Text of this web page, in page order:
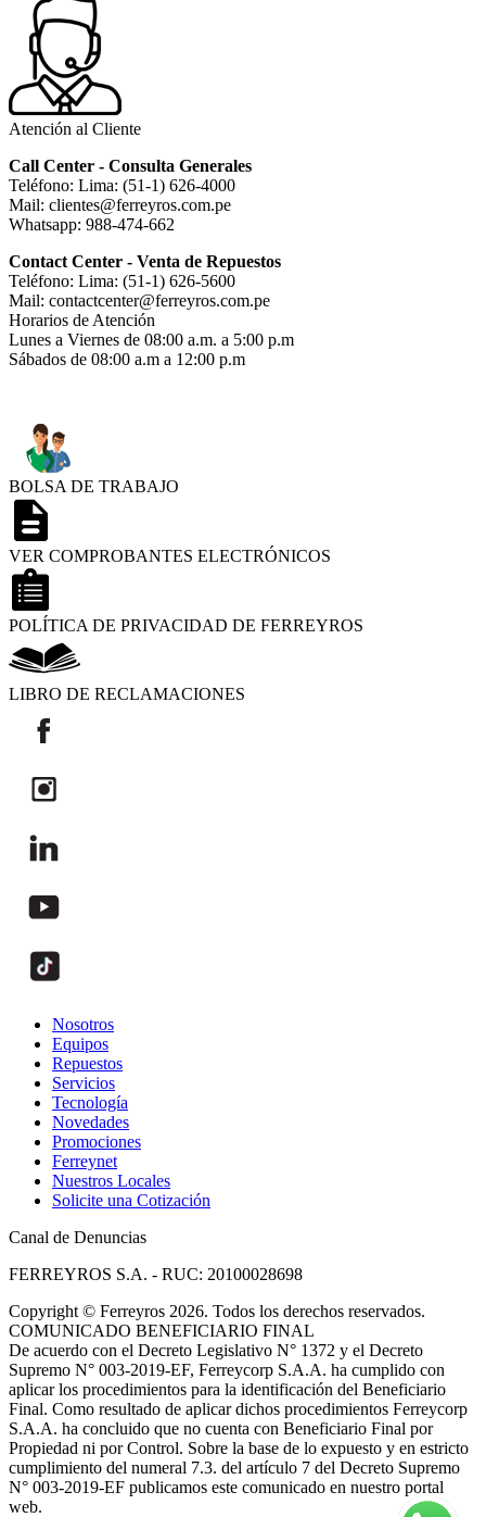
Atención al Cliente
Call Center - Consulta Generales
Teléfono: Lima: (51-1) 626-4000
Mail: clientes@ferreyros.com.pe
Whatsapp: 988-474-662
Contact Center - Venta de Repuestos
Teléfono: Lima: (51-1) 626-5600
Mail: contactcenter@ferreyros.com.pe
Horarios de Atención
Lunes a Viernes de 08:00 a.m. a 5:00 p.m
Sábados de 08:00 a.m a 12:00 p.m
BOLSA DE TRABAJO
VER COMPROBANTES ELECTRÓNICOS
POLÍTICA DE PRIVACIDAD DE FERREYROS
LIBRO DE RECLAMACIONES
Nosotros
Equipos
Repuestos
Servicios
Tecnología
Novedades
Promociones
Ferreynet
Nuestros Locales
Solicite una Cotización
Canal de Denuncias
FERREYROS S.A. - RUC: 20100028698
Copyright © Ferreyros 2026. Todos los derechos reservados.
COMUNICADO BENEFICIARIO FINAL
De acuerdo con el Decreto Legislativo N° 1372 y el Decreto
Supremo N° 003-2019-EF, Ferreycorp S.A.A. ha cumplido con
aplicar los procedimientos para la identificación del Beneficiario
Final. Como resultado de aplicar dichos procedimientos Ferreycorp
S.A.A. ha concluido que no cuenta con Beneficiario Final por
Propiedad ni por Control. Sobre la base de lo expuesto y en estricto
cumplimiento del numeral 7.3. del artículo 7 del Decreto Supremo
N° 003-2019-EF publicamos este comunicado en nuestro portal
web.